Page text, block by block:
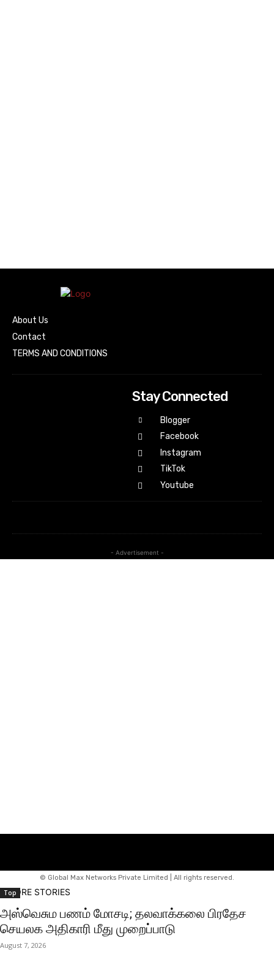
About Us
Contact
TERMS AND CONDITIONS
Stay Connected
Blogger
Facebook
Instagram
TikTok
Youtube
- Advertisement -
© Global Max Networks Private Limited | All rights reserved.
MORE STORIES
Top
அஸ்வெசும பணம் மோசடி; தலவாக்கலை பிரதேச
செயலக அதிகாரி மீது முறைப்பாடு
August 7, 2026